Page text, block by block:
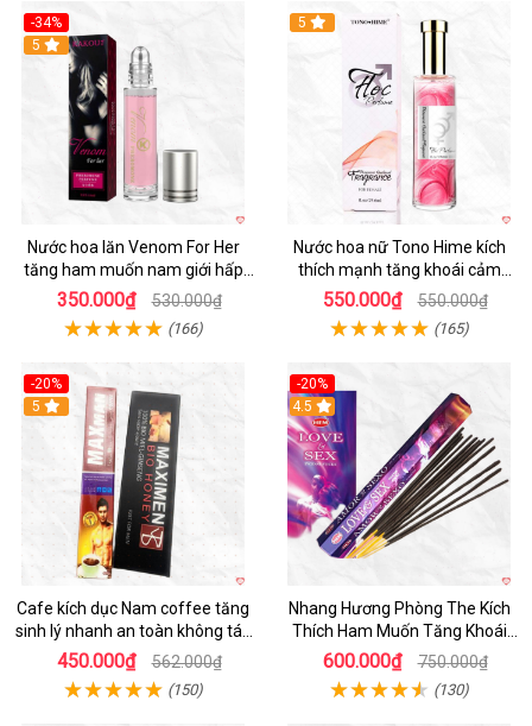
-34%
5
Nước hoa lăn Venom For Her
tăng ham muốn nam giới hấp
dẫn
350.000₫ 530.000₫
(166)
5
Nước hoa nữ Tono Hime kích
thích mạnh tăng khoái cảm
chàng mê
550.000₫ 550.000₫
(165)
-20%
5
Cafe kích dục Nam coffee tăng
sinh lý nhanh an toàn không tác
dụng phụ
450.000₫ 562.000₫
(150)
-20%
4.5
Nhang Hương Phòng The Kích
Thích Ham Muốn Tăng Khoái
Cảm
600.000₫ 750.000₫
(130)